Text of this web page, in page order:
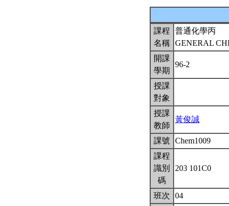
課程
名稱
普通化學丙
GENERAL
開課
學期
96-2
授課
對象
授課
教師
黃俊誠
課號
Chem1009
課程
識別
碼
203 101C0
班次
04